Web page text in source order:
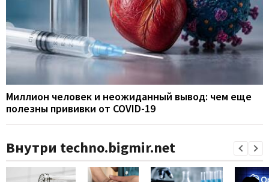
Миллион человек и неожиданный вывод: чем еще
полезны прививки от COVID-19
Внутри techno.bigmir.net